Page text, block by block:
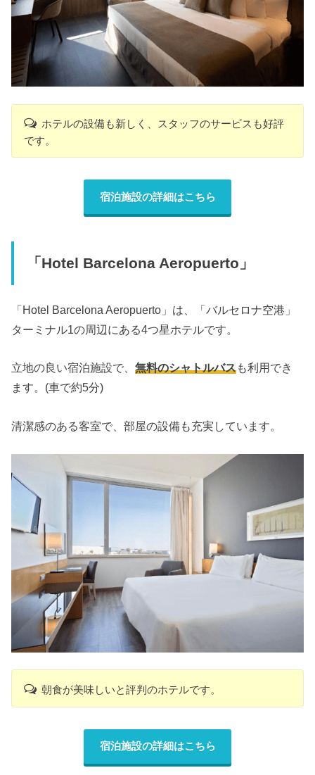
ホテルの設備も新しく、スタッフのサービスも好評
です。
宿泊施設の詳細はこちら
「Hotel Barcelona Aeropuerto」
「Hotel Barcelona Aeropuerto」は、「バルセロナ空港」
ターミナル1の周辺にある4つ星ホテルです。
立地の良い宿泊施設で、無料のシャトルバスも利用でき
ます。(車で約5分)
清潔感のある客室で、部屋の設備も充実しています。
朝食が美味しいと評判のホテルです。
宿泊施設の詳細はこちら